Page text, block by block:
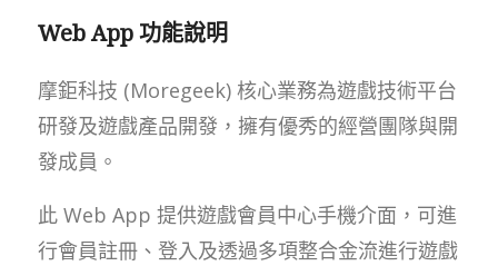
Web App 功能說明
摩鉅科技 (Moregeek) 核心業務為遊戲技術平台
研發及遊戲產品開發，擁有優秀的經營團隊與開
發成員。
此 Web App 提供遊戲會員中心手機介面，可進
行會員註冊、登入及透過多項整合金流進行遊戲